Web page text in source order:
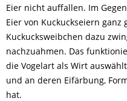
Eier nicht auffallen. Im
Eier von Kuckuckseiern
Kuckucksweibchen dazu
nachzuahmen. Das
die Vogelart als Wirt
und an deren Eifärbung,
hat.